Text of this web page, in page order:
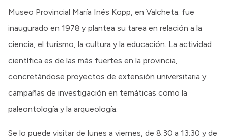
Museo Provincial María Inés Kopp, en Valcheta: fue
inaugurado en 1978 y plantea su tarea en relación a la
ciencia, el turismo, la cultura y la educación. La actividad
científica es de las más fuertes en la provincia,
concretándose proyectos de extensión universitaria y
campañas de investigación en temáticas como la
paleontología y la arqueología.
Se lo puede visitar de lunes a viernes, de 8:30 a 13:30 y de